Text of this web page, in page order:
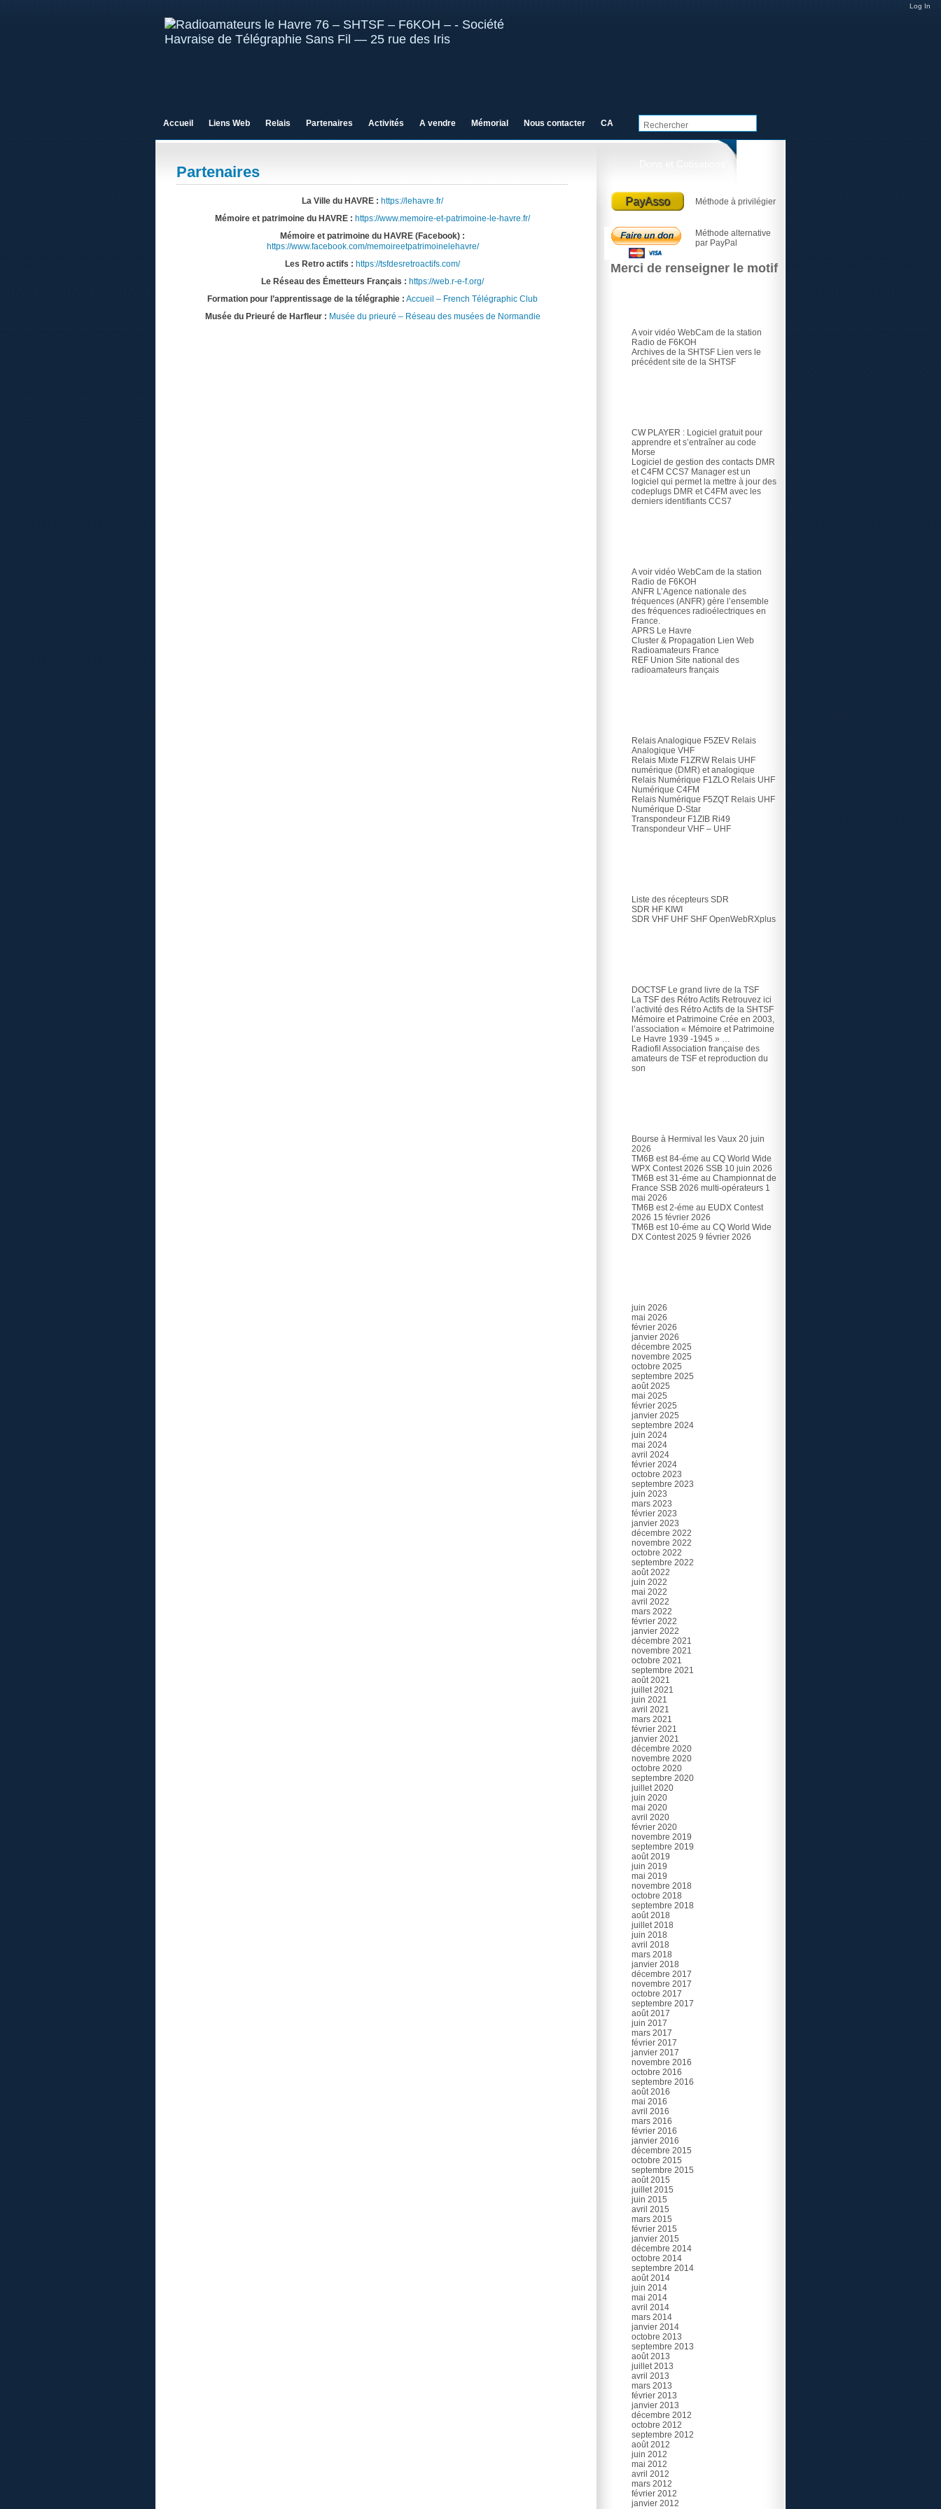
Partenaires
La Ville du HAVRE : https://lehavre.fr/
Mémoire et patrimoine du HAVRE : https://www.memoire-et-patrimoine-le-havre.fr/
Mémoire et patrimoine du HAVRE (Facebook) :
https://www.facebook.com/memoireetpatrimoinelehavre/
Les Retro actifs : https://tsfdesretroactifs.com/
Le Réseau des Émetteurs Français : https://web.r-e-f.org/
Formation pour l’apprentissage de la télégraphie : Accueil – French Télégraphic Club
Musée du Prieuré de Harfleur : Musée du prieuré – Réseau des musées de Normandie
PayAsso Méthode à privilégier
Méthode alternative
par PayPal
Merci de renseigner le motif
A voir vidéo WebCam de la station
Radio de F6KOH
Archives de la SHTSF Lien vers le
précédent site de la SHTSF
CW PLAYER : Logiciel gratuit pour
apprendre et s’entraîner au code
Morse
Logiciel de gestion des contacts DMR
et C4FM CCS7 Manager est un
logiciel qui permet la mettre à jour des
codeplugs DMR et C4FM avec les
derniers identifiants CCS7
A voir vidéo WebCam de la station
Radio de F6KOH
ANFR L’Agence nationale des
fréquences (ANFR) gère l’ensemble
des fréquences radioélectriques en
France.
APRS Le Havre
Cluster & Propagation Lien Web
Radioamateurs France
REF Union Site national des
radioamateurs français
Relais Analogique F5ZEV Relais
Analogique VHF
Relais Mixte F1ZRWRelais UHF
numérique (DMR) et analogique
Relais Numérique F1ZLO Relais UHF
Numérique C4FM
Relais Numérique F5ZQT Relais UHF
Numérique D-Star
Transpondeur F1ZIB Ri49
Transpondeur VHF – UHF
Liste des récepteurs SDR
SDR HF KIWI
SDR VHF UHF SHF OpenWebRXplus
DOCTSF Le grand livre de la TSF
La TSF des Rétro Actifs Retrouvez ici
l’activité des Rétro Actifs de la SHTSF
Mémoire et Patrimoine Crée en 2003,
l’association « Mémoire et Patrimoine
Le Havre 1939 -1945 » …
Radiofil Association française des
amateurs de TSF et reproduction du
son
Bourse à Hermival les Vaux 20 juin
2026
TM6B est 84-éme au CQ World Wide
WPX Contest 2026 SSB 10 juin 2026
TM6B est 31-éme au Championnat de
France SSB 2026 multi-opérateurs 1
mai 2026
TM6B est 2-éme au EUDX Contest
2026 15 février 2026
TM6B est 10-éme au CQ World Wide
DX Contest 2025 9 février 2026
juin 2026
mai 2026
février 2026
janvier 2026
décembre 2025
novembre 2025
octobre 2025
septembre 2025
août 2025
mai 2025
février 2025
janvier 2025
septembre 2024
juin 2024
mai 2024
avril 2024
février 2024
octobre 2023
septembre 2023
juin 2023
mars 2023
février 2023
janvier 2023
décembre 2022
novembre 2022
octobre 2022
septembre 2022
août 2022
juin 2022
mai 2022
avril 2022
mars 2022
février 2022
janvier 2022
décembre 2021
novembre 2021
octobre 2021
septembre 2021
août 2021
juillet 2021
juin 2021
avril 2021
mars 2021
février 2021
janvier 2021
décembre 2020
novembre 2020
octobre 2020
septembre 2020
juillet 2020
juin 2020
mai 2020
avril 2020
février 2020
novembre 2019
septembre 2019
août 2019
juin 2019
mai 2019
novembre 2018
octobre 2018
septembre 2018
août 2018
juillet 2018
juin 2018
avril 2018
mars 2018
janvier 2018
décembre 2017
novembre 2017
octobre 2017
septembre 2017
août 2017
juin 2017
mars 2017
février 2017
janvier 2017
novembre 2016
octobre 2016
septembre 2016
août 2016
mai 2016
avril 2016
mars 2016
février 2016
janvier 2016
décembre 2015
octobre 2015
septembre 2015
août 2015
juillet 2015
juin 2015
avril 2015
mars 2015
février 2015
janvier 2015
décembre 2014
octobre 2014
septembre 2014
août 2014
juin 2014
mai 2014
avril 2014
mars 2014
janvier 2014
octobre 2013
septembre 2013
août 2013
juillet 2013
avril 2013
mars 2013
février 2013
janvier 2013
décembre 2012
octobre 2012
septembre 2012
août 2012
juin 2012
mai 2012
avril 2012
mars 2012
février 2012
janvier 2012
Accueil Liens Web Relais Partenaires Activités A vendre Mémorial Nous contacter CA
Log In